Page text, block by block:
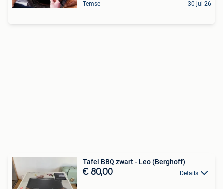
Temse 30 jul 26
Tafel BBQ zwart - Leo (Berghoff)
€ 80,00 Details